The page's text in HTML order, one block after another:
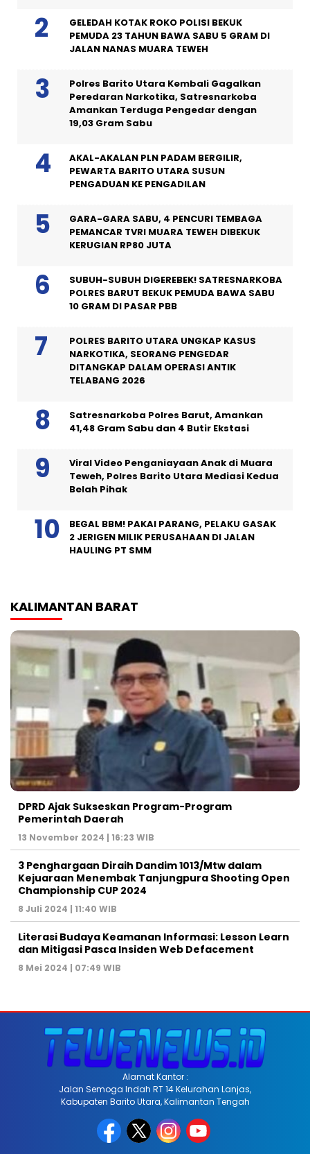
GELEDAH KOTAK ROKO POLISI BEKUK
PEMUDA 23 TAHUN BAWA SABU 5 GRAM DI
JALAN NANAS MUARA TEWEH
Polres Barito Utara Kembali Gagalkan
Peredaran Narkotika, Satresnarkoba
Amankan Terduga Pengedar dengan
19,03 Gram Sabu
AKAL-AKALAN PLN PADAM BERGILIR,
PEWARTA BARITO UTARA SUSUN
PENGADUAN KE PENGADILAN
GARA-GARA SABU, 4 PENCURI TEMBAGA
PEMANCAR TVRI MUARA TEWEH DIBEKUK
KERUGIAN RP80 JUTA
SUBUH-SUBUH DIGEREBEK! SATRESNARKOBA
POLRES BARUT BEKUK PEMUDA BAWA SABU
10 GRAM DI PASAR PBB
POLRES BARITO UTARA UNGKAP KASUS
NARKOTIKA, SEORANG PENGEDAR
DITANGKAP DALAM OPERASI ANTIK
TELABANG 2026
Satresnarkoba Polres Barut, Amankan
41,48 Gram Sabu dan 4 Butir Ekstasi
Viral Video Penganiayaan Anak di Muara
Teweh, Polres Barito Utara Mediasi Kedua
Belah Pihak
BEGAL BBM! PAKAI PARANG, PELAKU GASAK
2 JERIGEN MILIK PERUSAHAAN DI JALAN
HAULING PT SMM
KALIMANTAN BARAT
DPRD Ajak Sukseskan Program-Program
Pemerintah Daerah
13 November 2024 | 16:23 WIB
3 Penghargaan Diraih Dandim 1013/Mtw dalam
Kejuaraan Menembak Tanjungpura Shooting Open
Championship CUP 2024
8 Juli 2024 | 11:40 WIB
Literasi Budaya Keamanan Informasi: Lesson Learn
dan Mitigasi Pasca Insiden Web Defacement
8 Mei 2024 | 07:49 WIB
Alamat Kantor :
Jalan Semoga Indah RT 14 Kelurahan Lanjas,
Kabupaten Barito Utara, Kalimantan Tengah